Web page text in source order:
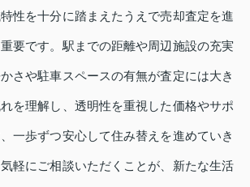
性を十分に踏まえたうえで売却査定を進
要です。駅までの距離や周辺施設の充実
さや駐車スペースの有無が査定には大き
を理解し、透明性を重視した価格やサポ
一歩ずつ安心して住み替えを進めていき
軽にご相談いただくことが、新たな生活